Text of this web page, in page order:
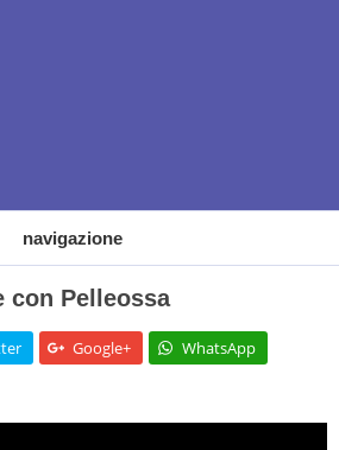
navigazione
con Pelleossa
Google+
WhatsApp